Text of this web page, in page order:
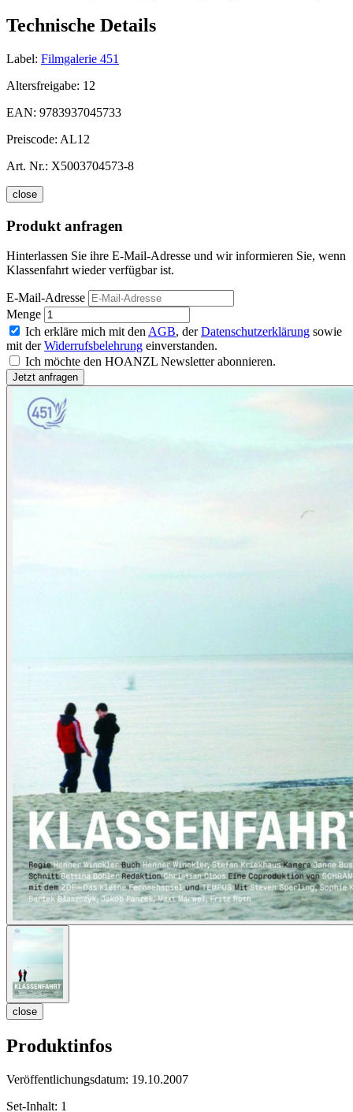
Technische Details
Label: Filmgalerie 451
Altersfreigabe: 12
EAN: 9783937045733
Preiscode: AL12
Art. Nr.: X5003704573-8
close
Produkt anfragen
Hinterlassen Sie ihre E-Mail-Adresse und wir informieren Sie, wenn
Klassenfahrt wieder verfügbar ist.
E-Mail-Adresse
Menge
Ich erkläre mich mit den AGB, derDatenschutzerklärung sowie
mit derWiderrufsbelehrung einverstanden.
Ich möchte den HOANZL Newsletter abonnieren.
close
Produktinfos
Veröffentlichungsdatum: 19.10.2007
Set-Inhalt: 1